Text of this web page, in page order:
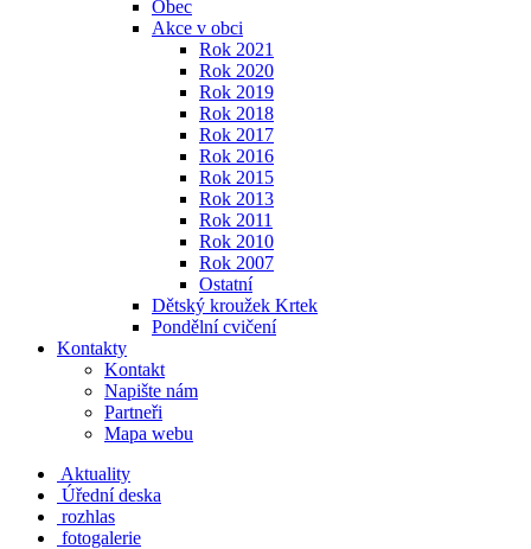
Obec
Akce v obci
Rok 2021
Rok 2020
Rok 2019
Rok 2018
Rok 2017
Rok 2016
Rok 2015
Rok 2013
Rok 2011
Rok 2010
Rok 2007
Ostatní
Dětský kroužek Krtek
Pondělní cvičení
Kontakty
Kontakt
Napište nám
Partneři
Mapa webu
Aktuality
Úřední deska
rozhlas
fotogalerie